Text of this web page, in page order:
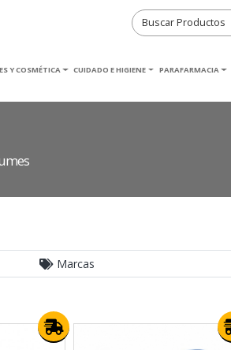
Y COSMÉTICA CUIDADO E HIGIENE PARAFARMACIA
Marcas